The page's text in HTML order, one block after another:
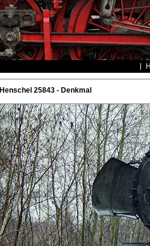
Henschel 25843 - Denkmal